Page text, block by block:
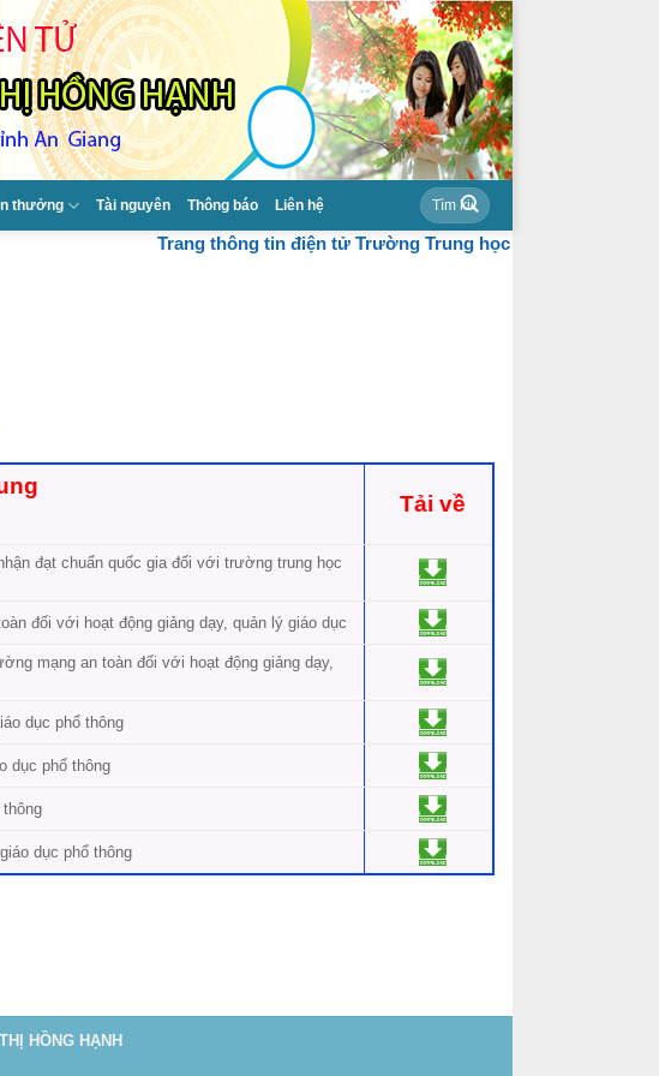
-
thưởng Tài nguyên Thông báo Liên hệ
Trang thông tin điện tử Trường Trung học cơ sở Mai Thị
Tải về
đạt chuẩn quốc gia đối với trường trung học
đối với hoạt động giảng dạy, quản lý giáo dục
mạng an toàn đối với hoạt động giảng dạy,
dục phổ thông
dục phổ thông
dục phổ thông
HỒNG HẠNH